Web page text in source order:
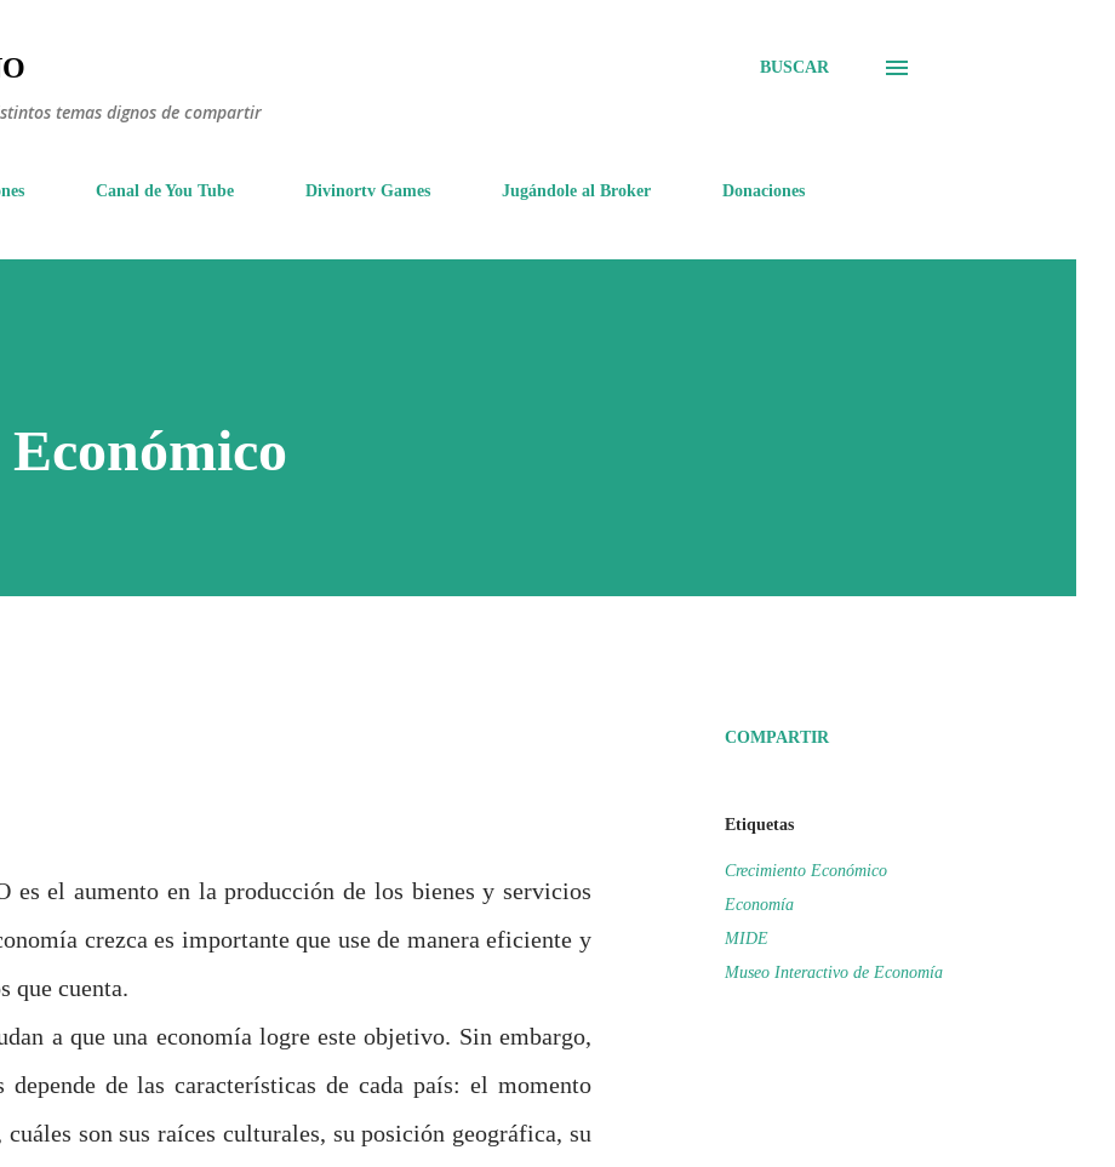
temas dignos de compartir
BUSCAR
Canal de You Tube Divinortv Games Jugándole al Broker Donaciones
es el aumento en la producción de los bienes y servicios
crezca es importante que use de manera eficiente y
que cuenta.
a que una economía logre este objetivo. Sin embargo,
de las características de cada país: el momento
son sus raíces culturales, su posición geográfica, su
COMPARTIR
Etiquetas
Crecimiento Económico
Economía
MIDE
Museo Interactivo de Economía